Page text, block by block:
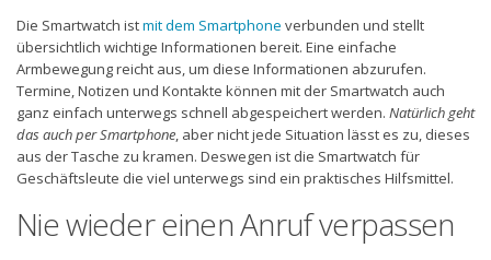
Die Smartwatch istmit dem Smartphone verbunden und stellt
übersichtlich wichtige Informationen bereit. Eine einfache
Armbewegung reicht aus, um diese Informationen abzurufen.
Termine, Notizen und Kontakte können mit der Smartwatch auch
ganz einfach unterwegs schnell abgespeichert werden. Natürlich geht
das auch per Smartphone, aber nicht jede Situation lässt es zu, dieses
aus der Tasche zu kramen. Deswegen ist die Smartwatch für
Geschäftsleute die viel unterwegs sind ein praktisches Hilfsmittel.
Nie wieder einen Anruf verpassen